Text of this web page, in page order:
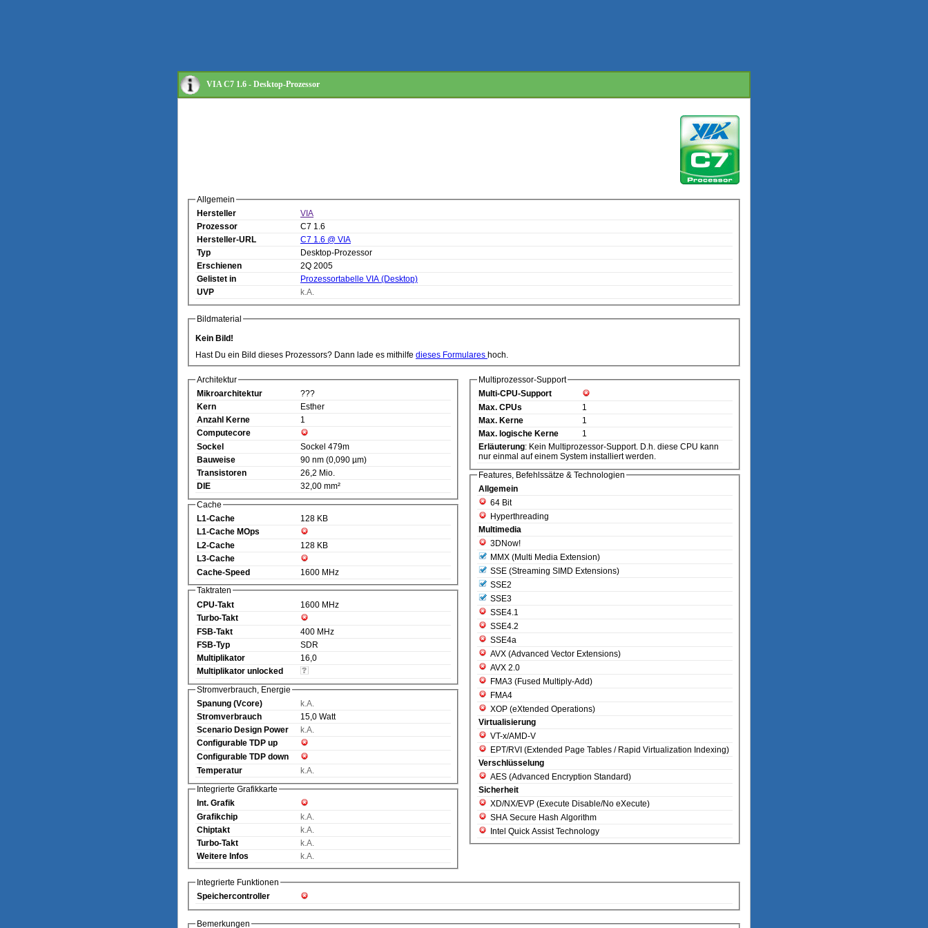
VIA C7 1.6 - Desktop-Prozessor
Allgemein
Hersteller
VIA
Prozessor
C7 1.6
Hersteller-URL
C7 1.6 @ VIA
Typ
Desktop-Prozessor
Erschienen
2Q 2005
Gelistet in
Prozessortabelle VIA (Desktop)
UVP
k.A.
Bildmaterial
Kein Bild!
Hast Du ein Bild dieses Prozessors? Dann lade es mithilfe dieses Formulares hoch.
Architektur
Mikroarchitektur
???
Kern
Esther
Anzahl Kerne
1
Computecore
Sockel
Sockel 479m
Bauweise
90 nm (0,090 µm)
Transistoren
26,2 Mio.
DIE
32,00 mm²
Cache
L1-Cache
128 KB
L1-Cache MOps
L2-Cache
128 KB
L3-Cache
Cache-Speed
1600 MHz
Taktraten
CPU-Takt
1600 MHz
Turbo-Takt
FSB-Takt
400 MHz
FSB-Typ
SDR
Multiplikator
16,0
Multiplikator unlocked
Stromverbrauch, Energie
Spanung (Vcore)
k.A.
Stromverbrauch
15,0 Watt
Scenario Design Power
k.A.
Configurable TDP up
Configurable TDP down
Temperatur
k.A.
Integrierte Grafikkarte
Int. Grafik
Grafikchip
k.A.
Chiptakt
k.A.
Turbo-Takt
k.A.
Weitere Infos
k.A.
Multiprozessor-Support
Multi-CPU-Support
Max. CPUs
1
Max. Kerne
1
Max. logische Kerne
1
Erläuterung: Kein Multiprozessor-Support. D.h. diese CPU kann
nur einmal auf einem System installiert werden.
Features, Befehlssätze & Technologien
Allgemein
64 Bit
Hyperthreading
Multimedia
3DNow!
MMX (Multi Media Extension)
SSE (Streaming SIMD Extensions)
SSE2
SSE3
SSE4.1
SSE4.2
SSE4a
AVX (Advanced Vector Extensions)
AVX 2.0
FMA3 (Fused Multiply-Add)
FMA4
XOP (eXtended Operations)
Virtualisierung
VT-x/AMD-V
EPT/RVI (Extended Page Tables / Rapid Virtualization Indexing)
Verschlüsselung
AES (Advanced Encryption Standard)
Sicherheit
XD/NX/EVP (Execute Disable/No eXecute)
SHA Secure Hash Algorithm
Intel Quick Assist Technology
Integrierte Funktionen
Speichercontroller
Bemerkungen